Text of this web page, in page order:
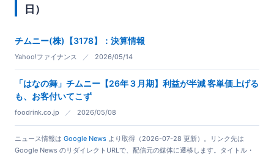
日）
チムニー(株)【3178】：決算情報
Yahoo!ファイナンス ／ 2026/05/14
「はなの舞」チムニー【26年３月期】利益が半減 客単価上げる
も、お客付いてこず
foodrink.co.jp ／ 2026/05/08
ニュース情報は Google News より取得（2026-07-28 更新）。リンク先は
Google News のリダイレクトURLで、配信元の媒体に遷移します。タイトル・